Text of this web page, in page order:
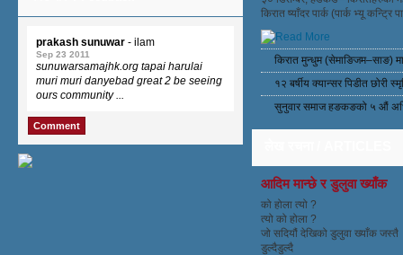
prakash sunuwar - ilam
Sep 23 2011
sunuwarsamajhk.org tapai harulai
muri muri danyebad great 2 be seeing
ours community ...
Comment
किरात ष्याँदर पार्क (पार्क भ्यू कन्ट्रि
किरात मुन्धुम (सेमाङिजम–साङ)
१२ बर्षीय क्यान्सर पिडीत छोरी
सुनुवार समाज हङकङको ५ औं
आदिम मान्छे र डुलुवा ख्याँक
को होला त्यो ?
त्यो को होला ?
जो सदियौं देखिको डुलुवा ख्याँक जस्तै
डुल्दैडुल्दै